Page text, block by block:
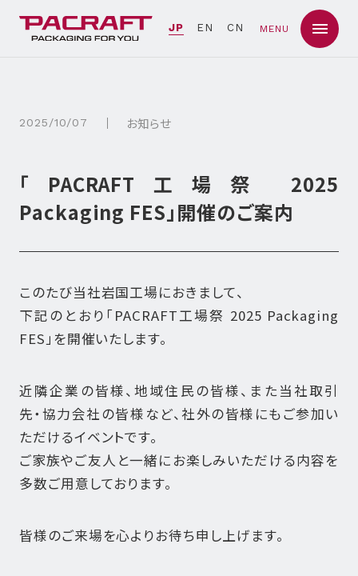
JP EN CN MENU
2025/10/07 お知らせ
「PACRAFT工場祭 2025
Packaging FES」開催のご案内
このたび当社岩国工場におきまして、
下記のとおり「PACRAFT工場祭 2025 Packaging
FES」を開催いたします。
近隣企業の皆様、地域住民の皆様、また当社取引
先・協力会社の皆様など、社外の皆様にもご参加い
ただけるイベントです。
ご家族やご友人と一緒にお楽しみいただける内容を
多数ご用意しております。
皆様のご来場を心よりお待ち申し上げます。